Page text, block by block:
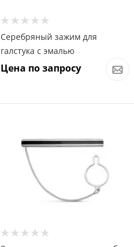
Серебряный зажим для
галстука с эмалью
Цена по запросу